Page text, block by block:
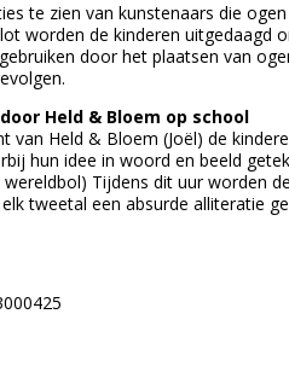
te zien van kunstenaars die
worden de kinderen uitgedaagd
door het plaatsen van
Held & Bloem op school
van Held & Bloem (Joël) de
hun idee in woord en beeld
Tijdens dit uur worden
tweetal een absurde alliteratie